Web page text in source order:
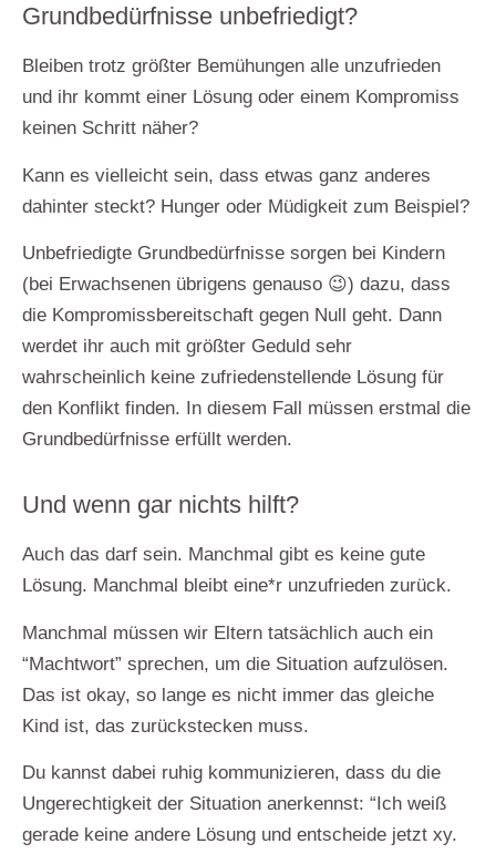
Grundbedürfnisse unbefriedigt?
Bleiben trotz größter Bemühungen alle unzufrieden
und ihr kommt einer Lösung oder einem Kompromiss
keinen Schritt näher?
Kann es vielleicht sein, dass etwas ganz anderes
dahinter steckt? Hunger oder Müdigkeit zum Beispiel?
Unbefriedigte Grundbedürfnisse sorgen bei Kindern
(bei Erwachsenen übrigens genauso 😉) dazu, dass
die Kompromissbereitschaft gegen Null geht. Dann
werdet ihr auch mit größter Geduld sehr
wahrscheinlich keine zufriedenstellende Lösung für
den Konflikt finden. In diesem Fall müssen erstmal die
Grundbedürfnisse erfüllt werden.
Und wenn gar nichts hilft?
Auch das darf sein. Manchmal gibt es keine gute
Lösung. Manchmal bleibt eine*r unzufrieden zurück.
Manchmal müssen wir Eltern tatsächlich auch ein
“Machtwort” sprechen, um die Situation aufzulösen.
Das ist okay, so lange es nicht immer das gleiche
Kind ist, das zurückstecken muss.
Du kannst dabei ruhig kommunizieren, dass du die
Ungerechtigkeit der Situation anerkennst: “Ich weiß
gerade keine andere Lösung und entscheide jetzt xy.